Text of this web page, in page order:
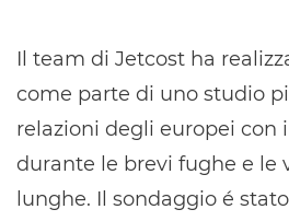
Il team di Jetcost ha
come parte di uno studio
relazioni degli europei con
durante le brevi fughe e le
lunghe. Il sondaggio é